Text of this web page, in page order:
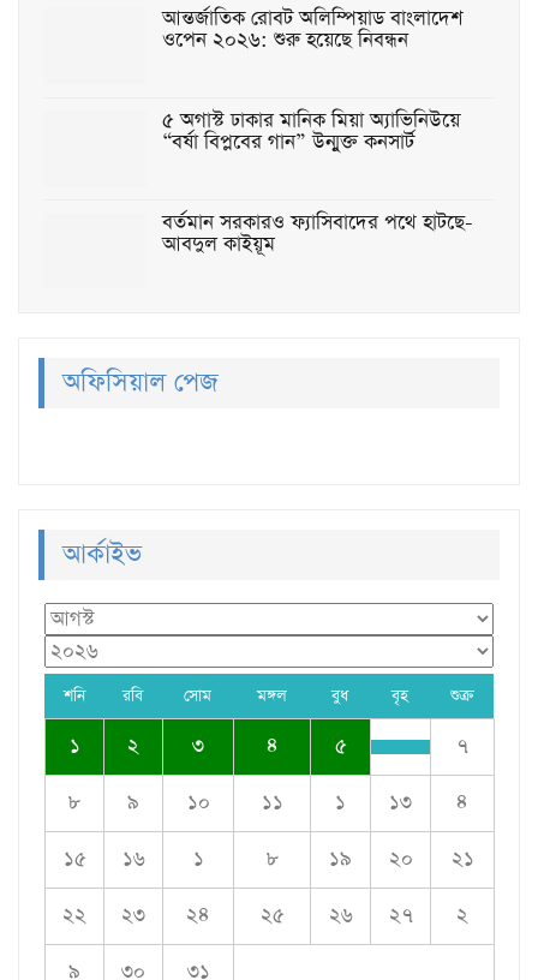
আন্তর্জাতিক রোবট অলিম্পিয়াড বাংলাদেশ
ওপেন ২০২৬: শুরু হয়েছে নিবন্ধন
৫ অগাস্ট ঢাকার মানিক মিয়া অ্যাভিনিউয়ে
“বর্ষা বিপ্লবের গান” উন্মুক্ত কনসার্ট
বর্তমান সরকারও ফ্যাসিবাদের পথে হাটছে-
আবদুল কাইয়ূম
অফিসিয়াল পেজ
আর্কাইভ
শনি রবি সোম মঙ্গল বুধ বৃহ শুক্র
১ ২ ৩ ৪ ৫ ৭
৮ ৯ ১০ ১১ ১ ১৩ ৪
১৫ ১৬ ১ ৮ ১৯ ২০ ২১
২২ ২৩ ২৪ ২৫ ২৬ ২৭ ২
৯ ৩০ ৩১